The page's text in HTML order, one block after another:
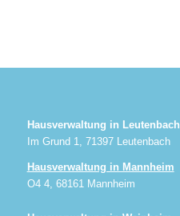
Hausverwaltung in Leutenbach
Im Grund 1, 71397 Leutenbach
Hausverwaltung in Mannheim
O4 4, 68161 Mannheim